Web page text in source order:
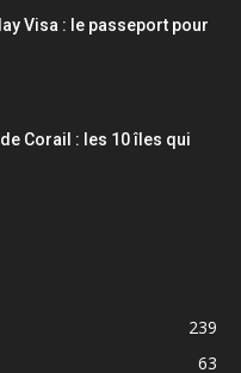
Visa : le passeport pour
Corail : les 10 îles qui
239
63